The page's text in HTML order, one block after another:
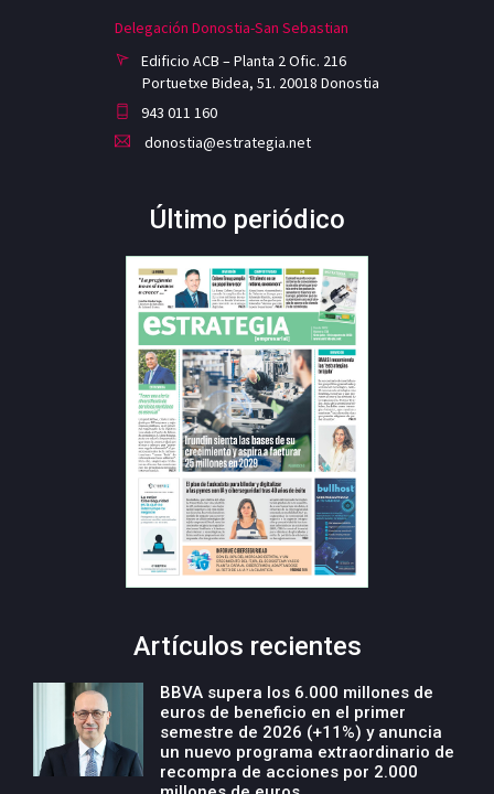
Delegación Donostia-San Sebastian
Edificio ACB – Planta 2 Ofic. 216
Portuetxe Bidea, 51. 20018 Donostia
943 011 160
donostia@estrategia.net
Último periódico
Artículos recientes
BBVA supera los 6.000 millones de
euros de beneficio en el primer
semestre de 2026 (+11%) y anuncia
un nuevo programa extraordinario de
recompra de acciones por 2.000